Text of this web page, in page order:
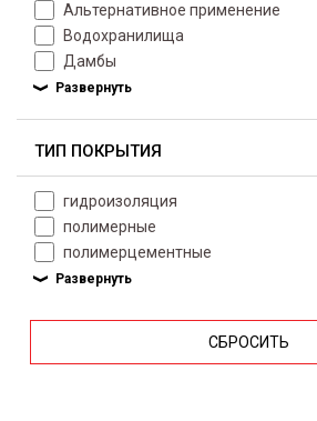
Альтернативное применение
Водохранилища
Дамбы
ТИП ПОКРЫТИЯ
гидроизоляция
полимерные
полимерцементные
СБРОСИТЬ